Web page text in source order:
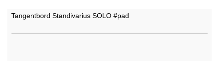
Tangentbord Standivarius SOLO #pad